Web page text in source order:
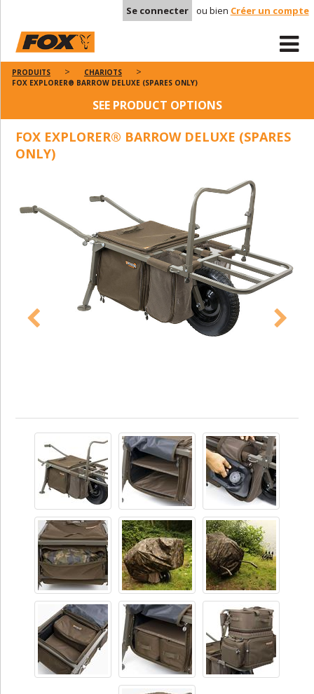
Se connecter ou bien Créer un compte
PRODUITS
CHARIOTS
FOX EXPLORER® BARROW DELUXE (SPARES ONLY)
SEE PRODUCT OPTIONS
FOX EXPLORER® BARROW DELUXE (SPARES
ONLY)